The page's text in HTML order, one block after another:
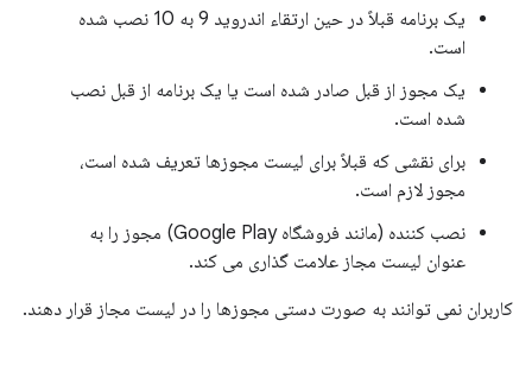
یک برنامه قبلاً در حین ارتقاء اندروید 9 به 10 نصب شده
است.
یک مجوز از قبل صادر شده است یا یک برنامه از قبل نصب
شده است.
برای نقشی که قبلاً برای لیست مجوزها تعریف شده است،
مجوز لازم است.
نصب کننده (مانند فروشگاه Google Play) مجوز را به
عنوان لیست مجاز علامت گذاری می کند.
کاربران نمی توانند به صورت دستی مجوزها را در لیست مجاز قرار دهند.